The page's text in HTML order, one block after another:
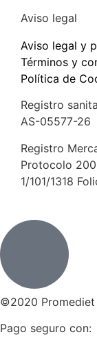
Aviso legal
Aviso legal y
Términos y
Política de
Registro
AS-05577-26
Registro
Protocolo
1/101/1318
©2020 Promediet
Pago seguro con: